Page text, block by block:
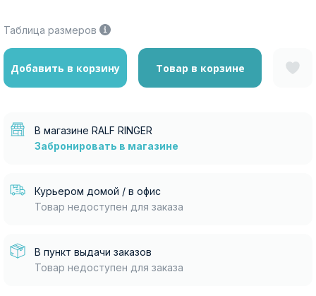
Таблица размеров
Добавить в корзину Товар в корзине
В магазине RALF RINGER
Забронировать в магазине
Курьером домой / в офис
Товар недоступен для заказа
В пункт выдачи заказов
Товар недоступен для заказа